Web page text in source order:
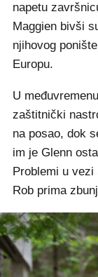
napetu
Maggien bivši
njihovog
Europu.
U
zaštitnički
na posao, dok
im je Glenn
Problemi u
Rob prima